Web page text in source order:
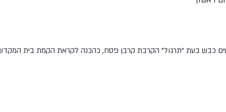
כבש בעת "תרגול" הקרבת קרבן פסח, כהכנה לקראת הקמת בית המקדש